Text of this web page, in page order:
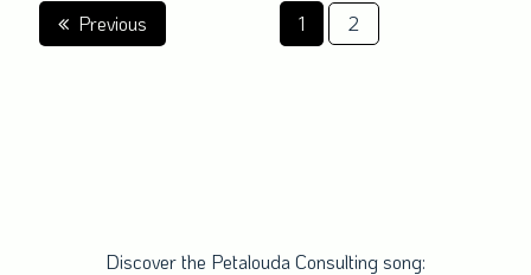
Seitennummerierung
Previous 1 2
Discover the Petalouda Consulting song: